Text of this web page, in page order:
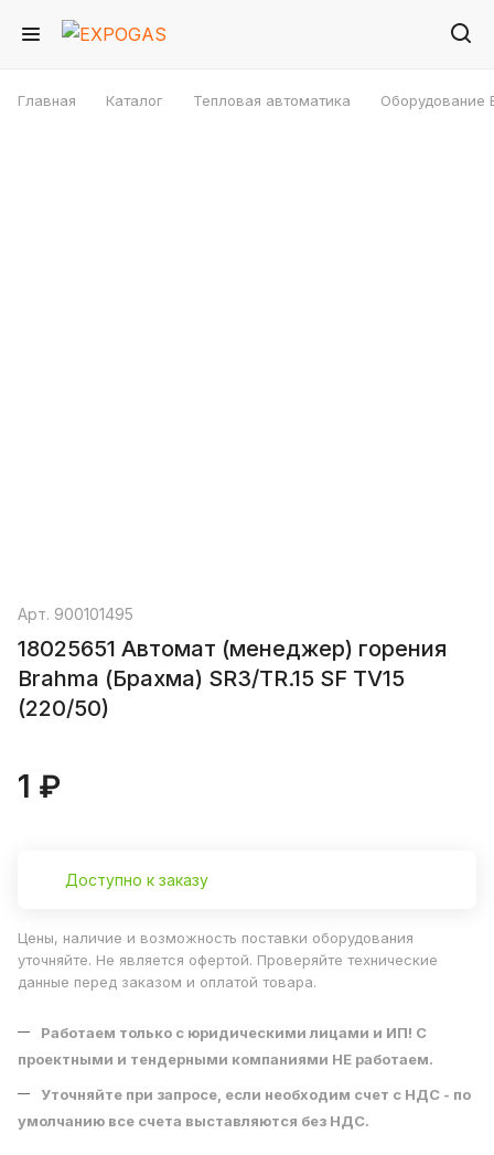
Главная Каталог Тепловая автоматика Оборудование
Арт. 900101495
18025651 Автомат (менеджер) горения
Brahma (Брахма) SR3/TR.15 SF TV15
(220/50)
1 ₽
Доступно к заказу
Цены, наличие и возможность поставки оборудования
уточняйте. Не является офертой. Проверяйте технические
данные перед заказом и оплатой товара.
Работаем только с юридическими лицами и ИП! С
проектными и тендерными компаниями НЕ работаем.
Уточняйте при запросе, если необходим счет с НДС - по
умолчанию все счета выставляются без НДС.